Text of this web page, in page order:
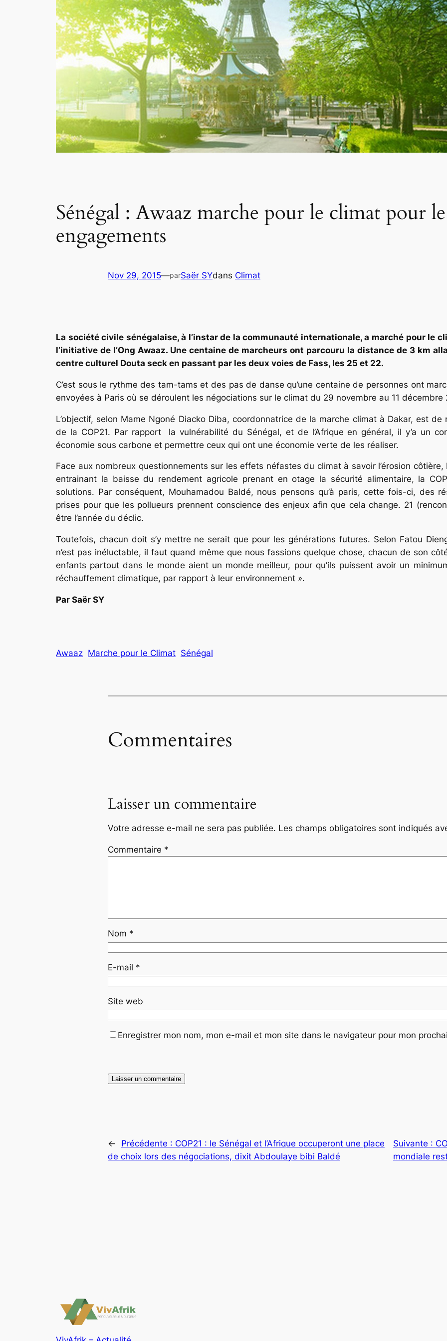
Sénégal : Awaaz marche pour le climat pour le
engagements
Nov 29, 2015—parSaër SYdans Climat
La société civile sénégalaise, à l’instar de la communauté internationale, a marché pour le
l’initiative de l’Ong Awaaz. Une centaine de marcheurs ont parcouru la distance de 3 km
centre culturel Douta seck en passant par les deux voies de Fass, les 25 et 22.
C’est sous le rythme des tam-tams et des pas de danse qu’une centaine de personnes ont
envoyées à Paris où se déroulent les négociations sur le climat du 29 novembre au 11
L’objectif, selon Mame Ngoné Diacko Diba, coordonnatrice de la marche climat à Dakar, est
de la COP21. Par rapport la vulnérabilité du Sénégal, et de l’Afrique en général, il y’a un
économie sous carbone et permettre ceux qui ont une économie verte de les réaliser.
Face aux nombreux questionnements sur les effets néfastes du climat à savoir l’érosion
entrainant la baisse du rendement agricole prenant en otage la sécurité alimentaire, la
solutions. Par conséquent, Mouhamadou Baldé, nous pensons qu’à paris, cette fois-ci, des
prises pour que les pollueurs prennent conscience des enjeux afin que cela change. 21
être l’année du déclic.
Toutefois, chacun doit s’y mettre ne serait que pour les générations futures. Selon Fatou
n’est pas inéluctable, il faut quand même que nous fassions quelque chose, chacun de son
enfants partout dans le monde aient un monde meilleur, pour qu’ils puissent avoir un
réchauffement climatique, par rapport à leur environnement ».
Par Saër SY
Awaaz Marche pour le Climat Sénégal
Commentaires
Laisser un commentaire
Votre adresse e-mail ne sera pas publiée. Les champs obligatoires sont indiqués
Commentaire *
Nom *
E-mail *
Site web
Enregistrer mon nom, mon e-mail et mon site dans le navigateur pour mon
← Précédente : COP21 : le Sénégal et l’Afrique occuperont une place
de choix lors des négociations, dixit Abdoulaye bibi Baldé
Suivante :
mondiale